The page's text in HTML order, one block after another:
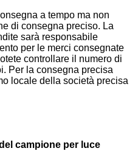
a tempo ma non
di consegna preciso. La
sarà responsabile
per le merci consegnate
controllare il numero di
Per la consegna precisa
locale della società precisa
campione per luce